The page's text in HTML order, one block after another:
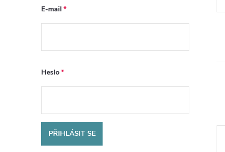
E-mail
Heslo
PŘIHLÁSIT SE
80145A21711